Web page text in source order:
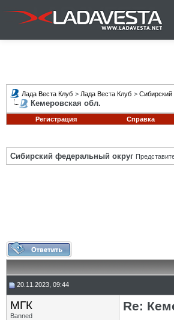
Лада Веста Клуб > Лада Веста Клуб > Сибирский
Кемеровская обл.
Регистрация Справка
Сибирский федеральный округ
20.11.2023, 09:44
МГК
Banned
Re: